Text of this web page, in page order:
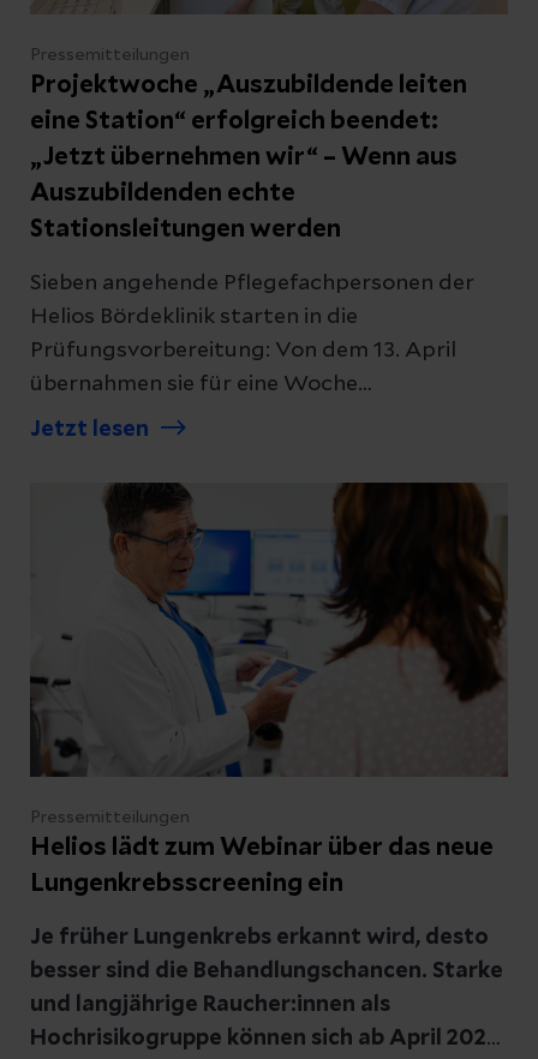
Pressemitteilungen
Projektwoche „Auszubildende leiten
eine Station“ erfolgreich beendet:
„Jetzt übernehmen wir“ – Wenn aus
Auszubildenden echte
Stationsleitungen werden
Sieben angehende Pflegefachpersonen der
Helios Bördeklinik starten in die
Prüfungsvorbereitung: Von dem 13. April
übernahmen sie für eine Woche
eigenverantwortlich die Leitung einer Station.
Pflegefachpersonen – doch für fünf Tage
drehten Lissy, Jette, Lucas und ihre vier
Mitstreiter:innen den Spieß um. Auf der
Station S5 der Helios Bördeklinik hieß es:
„Bühne frei für den Pflegenachwuchs“. In der
Projektwoche „Auszubildende leiten eine
Station“ managten sie alles selbst, vom
Patientenbett bis zum Computerterminal.
Examinierte Pflegefachpersonen und
Auszubildenden bei Fragen jederzeit
beratend zur Seite.
Jetzt lesen
Pressemitteilungen
Helios lädt zum Webinar über das neue
Lungenkrebsscreening ein
Je früher Lungenkrebs erkannt wird, desto
besser sind die Behandlungschancen. Starke
und langjährige Raucher:innen als
Hochrisikogruppe können sich ab April 2026